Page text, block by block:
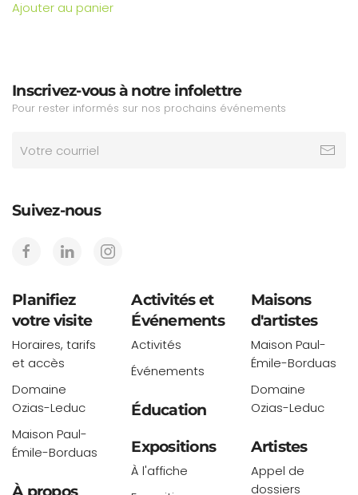
Ajouter au panier
Inscrivez-vous à notre infolettre
Pour rester informés sur nos prochains événements
Suivez-nous
Planifiez
votre visite
Horaires, tarifs
et accès
Domaine
Ozias-Leduc
Maison Paul-
Émile-Borduas
Activités et
Événements
Activités
Événements
Éducation
Expositions
À l'affiche
Maisons
d'artistes
Maison Paul-
Émile-Borduas
Domaine
Ozias-Leduc
Artistes
Appel de
dossiers